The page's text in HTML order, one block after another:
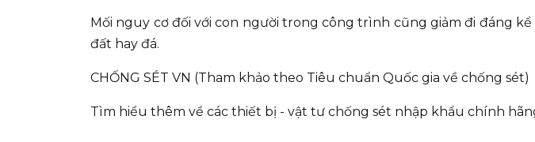
Mối nguy cơ đối với con người trong công trình cũng giảm đi đáng
đất hay đá.
CHỐNG SÉT VN (Tham khảo theo Tiêu chuẩn Quốc gia về chống sét)
Tìm hiểu thêm về các thiết bị - vật tư chống sét nhập khẩu chính